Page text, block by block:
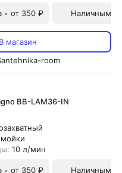
• от 350 ₽ Наличными
В магазин
room
BB-LAM36-IN
10 л/мин
• от 350 ₽ Наличными